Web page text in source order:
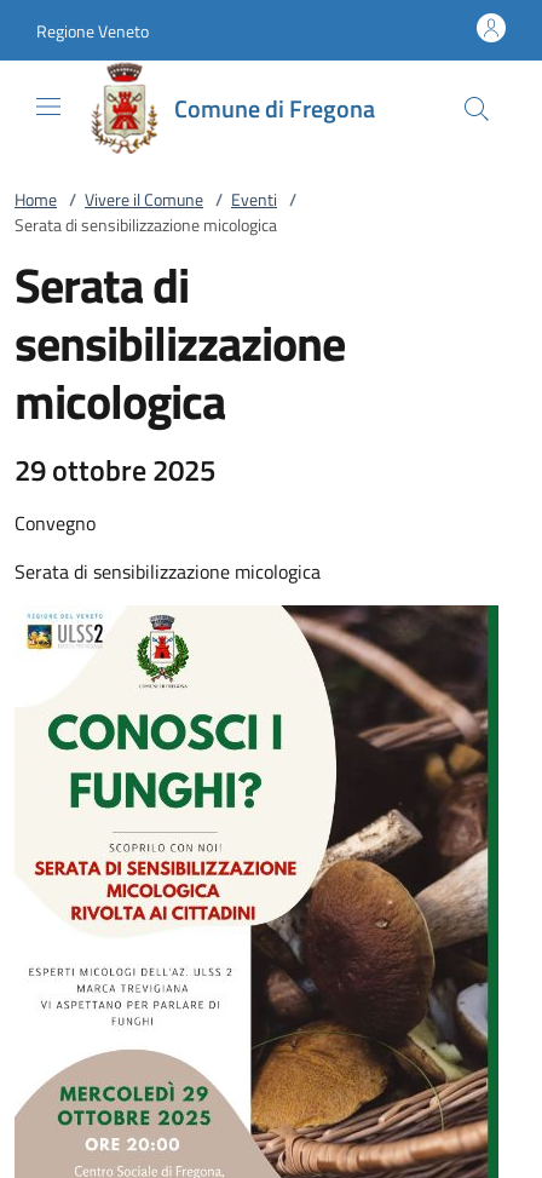
Regione Veneto
Comune di Fregona
Home / Vivere il Comune / Eventi /
Serata di sensibilizzazione micologica
Serata di
sensibilizzazione
micologica
29 ottobre 2025
Convegno
Serata di sensibilizzazione micologica